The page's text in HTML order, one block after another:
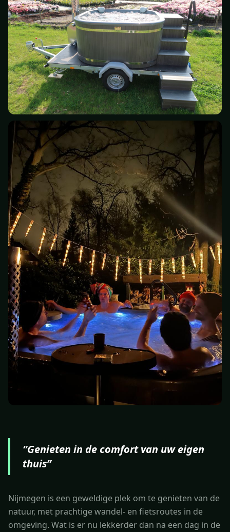
“Genieten in de comfort van uw eigen
thuis”
Nijmegen is een geweldige plek om te genieten van de
natuur, met prachtige wandel- en fietsroutes in de
omgeving. Wat is er nu lekkerder dan na een dag in de